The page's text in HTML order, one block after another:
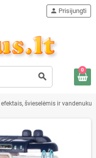
search
person Prisijungti
0
švieselėmis ir vandenuku